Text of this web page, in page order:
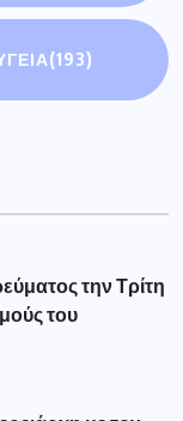
(193)
την Τρίτη
του